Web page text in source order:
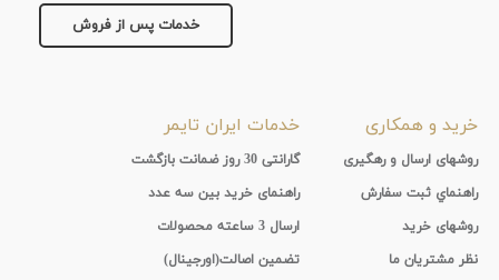
خدمات پس از فروش
خرید و همکاری
روشهای ارسال و رهگیری
راهنماي ثبت سفارش
روشهای خرید
نظر مشتریان ما
خدمات ایران تایمر
گارانتی 30 روز ضمانت بازگشت
راهنمای خرید بین سه عدد
ارسال 3 ساعته محصولات
تضمین اصالت(اورجینال)